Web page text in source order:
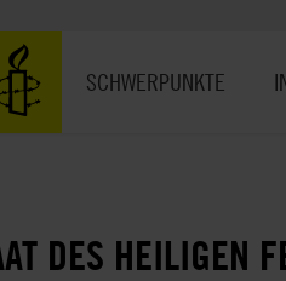
SCHWERPUNKTE
DES HEILIGEN